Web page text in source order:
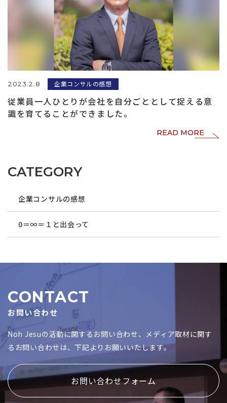
2023.2.8 企業コンサルの感想
従業員一人ひとりが会社を自分ごととして捉える意
識を育てることができました。
READ MORE
CATEGORY
企業コンサルの感想
0＝∞＝１と出会って
CONTACT
お問い合わせ
Noh Jesuの活動に関するお問い合わせ、メディア取材に関す
るお問い合わせは、下記よりお願いいたします。
お問い合わせフォーム